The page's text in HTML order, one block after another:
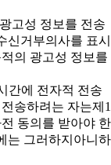
고성 정보를 전송
신거부의사를 표시
의 광고성 정보를
간에 전자적 전송
송하려는 자는제1
동의를 받아야 한
는 그러하지아니하